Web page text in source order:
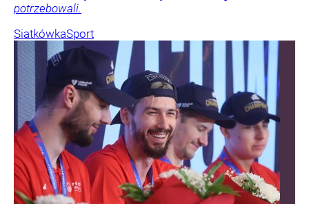
potrzebowali.
SiatkówkaSport